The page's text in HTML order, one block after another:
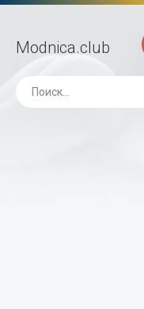
Modnica.club